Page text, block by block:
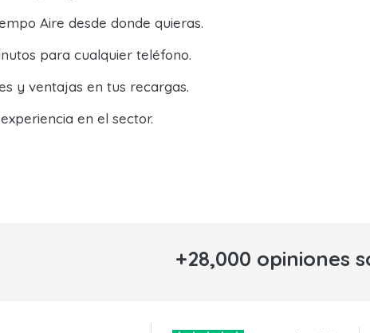
Aire desde donde quieras.
para cualquier teléfono.
y ventajas en tus recargas.
en el sector.
+28,000 opiniones